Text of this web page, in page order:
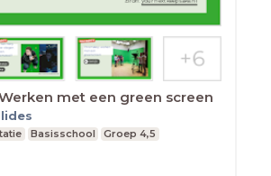
doener! | Werken met een green screen
Basisschool Groep 4,5